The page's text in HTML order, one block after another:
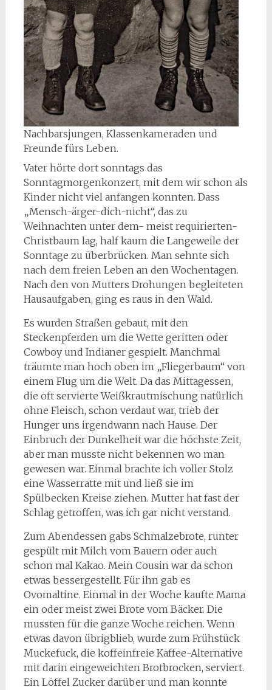
Nachbarsjungen, Klassenkameraden und
Freunde fürs Leben.
Vater hörte dort sonntags das
Sonntagmorgenkonzert, mit dem wir schon als
Kinder nicht viel anfangen konnten. Dass
„Mensch-ärger-dich-nicht“, das zu
Weihnachten unter dem- meist requirierten-
Christbaum lag, half kaum die Langeweile der
Sonntage zu überbrücken. Man sehnte sich
nach dem freien Leben an den Wochentagen.
Nach den von Mutters Drohungen begleiteten
Hausaufgaben, ging es raus in den Wald.
Es wurden Straßen gebaut, mit den
Steckenpferden um die Wette geritten oder
Cowboy und Indianer gespielt. Manchmal
träumte man hoch oben im „Fliegerbaum“ von
einem Flug um die Welt. Da das Mittagessen,
die oft servierte Weißkrautmischung natürlich
ohne Fleisch, schon verdaut war, trieb der
Hunger uns irgendwann nach Hause. Der
Einbruch der Dunkelheit war die höchste Zeit,
aber man musste nicht bekennen wo man
gewesen war. Einmal brachte ich voller Stolz
eine Wasserratte mit und ließ sie im
Spülbecken Kreise ziehen. Mutter hat fast der
Schlag getroffen, was ich gar nicht verstand.
Zum Abendessen gabs Schmalzebrote, runter
gespült mit Milch vom Bauern oder auch
schon mal Kakao. Mein Cousin war da schon
etwas bessergestellt. Für ihn gab es
Ovomaltine. Einmal in der Woche kaufte Mama
ein oder meist zwei Brote vom Bäcker. Die
mussten für die ganze Woche reichen. Wenn
etwas davon übrigblieb, wurde zum Frühstück
Muckefuck, die koffeinfreie Kaffee-Alternative
mit darin eingeweichten Brotbrocken, serviert.
Ein Löffel Zucker darüber und man konnte